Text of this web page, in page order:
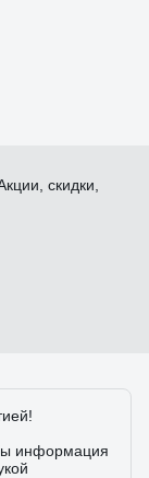
скидки,
информация